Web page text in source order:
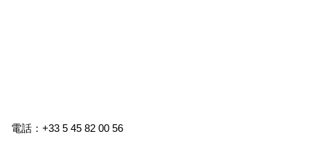
電話：+33 5 45 82 00 56